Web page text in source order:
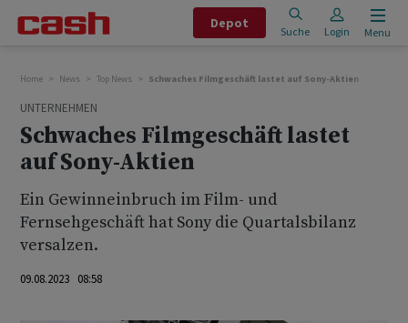
Depot
Suche Login Menu
Home News Top News Schwaches Filmgeschäft lastet auf Sony-Aktien
UNTERNEHMEN
Schwaches Filmgeschäft lastet
auf Sony-Aktien
Ein Gewinneinbruch im Film- und
Fernsehgeschäft hat Sony die Quartalsbilanz
versalzen.
09.08.2023 08:58